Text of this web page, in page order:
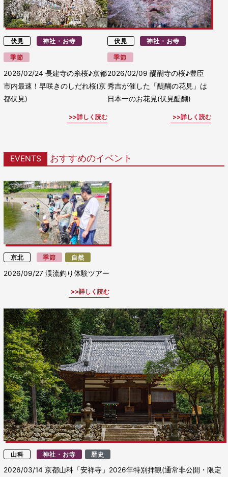
伏見 神社・お寺
季節
2026/02/24長建寺の糸桜♪京都
市内最速！早咲きのしだれ桜(京
都伏見)
詳しく読む
伏見 神社・お寺
季節
2026/02/09 醍醐寺の桜♪豊臣
秀吉が催した「醍醐の花見」は
日本一のお花見(伏見醍醐)
詳しく読む
EVENTS おすすめのイベント
京北 季節 自然
2026/09/27渓流釣り体験ツアー
詳しく読む
山科 神社・お寺 歴史
2026/03/14京都山科「安祥寺」2026年特別拝観(通常非公開・限定